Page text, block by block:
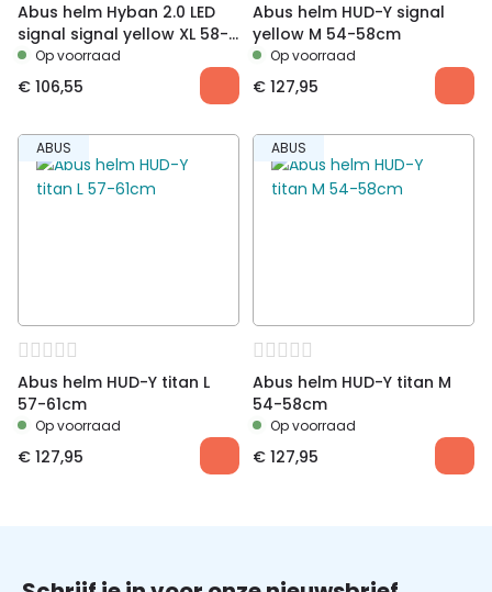
Abus helm Hyban 2.0 LED
signal signal yellow XL 58-
63 cm
Op voorraad
€ 106,55
Abus helm HUD-Y signal
yellow M 54-58cm
Op voorraad
€ 127,95
ABUS
Abus helm HUD-Y titan L
57-61cm
Op voorraad
€ 127,95
ABUS
Abus helm HUD-Y titan M
54-58cm
Op voorraad
€ 127,95